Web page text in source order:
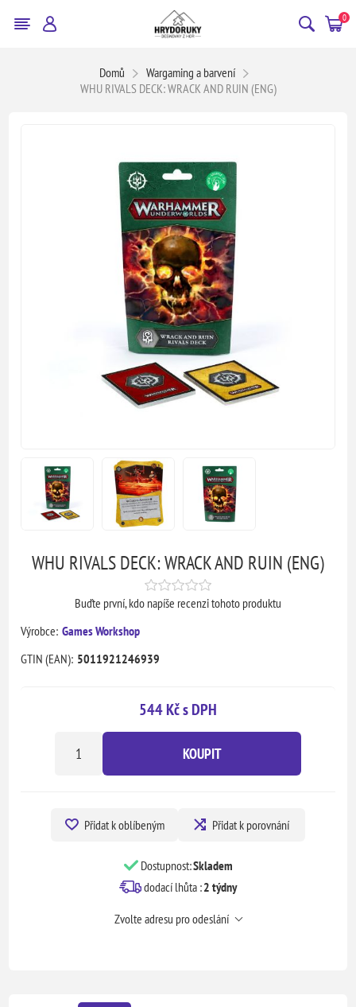
0
Domů
Wargaming a barvení
WHU RIVALS DECK: WRACK AND RUIN (ENG)
WHU RIVALS DECK: WRACK AND RUIN (ENG)
Buďte první, kdo napíše recenzi tohoto produktu
Výrobce: Games Workshop
GTIN (EAN): 5011921246939
544 Kč s DPH
KOUPIT
Přidat k oblíbeným Přidat k porovnání
Dostupnost:Skladem
dodací lhůta :2 týdny
Zvolte adresu pro odeslání